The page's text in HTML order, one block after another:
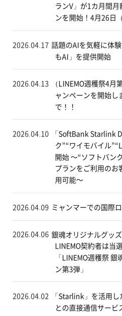
ランV」が1カ月間
ンを開始！4月26日
2026.04.17 話題のAIを気軽に体
もAI」を提供開始
2026.04.13
（LINEMO週穫祭4
ャンペーンを開始し
で！！
2026.04.10
「SoftBank Starlink
ク”“ワイモバイル
開始 ～“ソフトバン
プランをご利用のお
用可能～
2026.04.09 ミャンマーでの国際
2026.04.06 銀魂オリジナルグッ
LINEMO契約者は当
「LINEMO週穫祭
ン第3弾」
2026.04.02
「Starlink」を活用
との直接通信サービ